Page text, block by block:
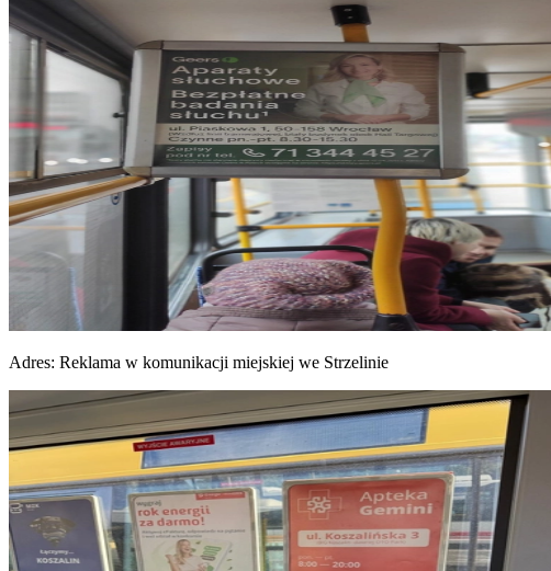
Adres: Reklama w komunikacji miejskiej we Strzelinie